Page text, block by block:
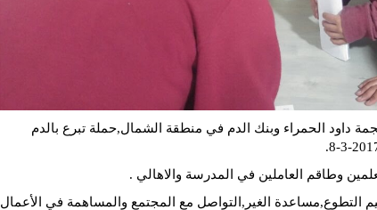
داود الحمراء وبنك الدم في منطقة الشمال,حملة تبرع بالدم
التطوع,مساعدة الغير,التواصل مع المجتمع والمساهمة في الأعمال